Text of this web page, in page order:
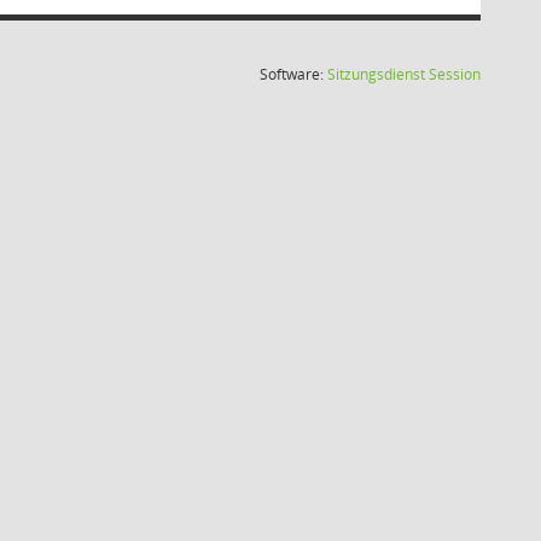
Software:SitzungsdienstSession(Wird in